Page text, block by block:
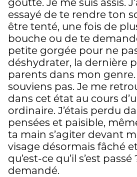
goutte. Je me suis assis.
essayé de te rendre ton
être tenté, une fois de
bouche ou de te
petite gorgée pour ne
déshydrater, la dernière
parents dans mon
souviens pas. Je me
dans cet état au cours
ordinaire. J’étais perdu
pensées et paisible,
ta main s’agiter devant
visage désormais fâché
qu’est-ce qu’il s’est passé
demandé.